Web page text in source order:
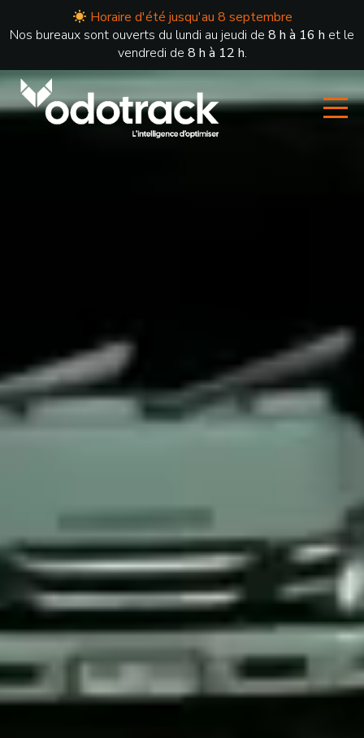
Horaire d'été jusqu'au 8 septembre
Nos bureaux sont ouverts du lundi au jeudi de 8 h à 16 h et le
vendredi de 8 h à 12 h.